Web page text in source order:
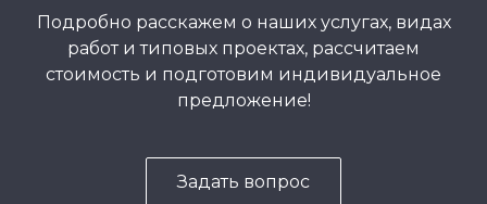
Подробно расскажем о наших услугах, видах
работ и типовых проектах, рассчитаем
стоимость и подготовим индивидуальное
предложение!
Задать вопрос